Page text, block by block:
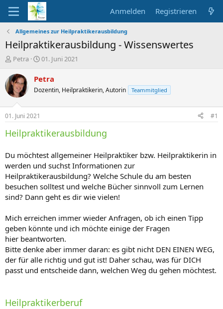
Anmelden Registrieren
Allgemeines zur Heilpraktikerausbildung
Heilpraktikerausbildung - Wissenswertes
E
s
t
e
e
r
Petra
E
s
e
t
a
m
01. Juni 2021
Petra
Dozentin, Heilpraktikerin, Autorin Teammitglied
01. Juni 2021 #1
Heilpraktikerausbildung
Du möchtest allgemeiner Heilpraktiker bzw. Heilpraktikerin in
werden und suchst Informationen zur
Heilpraktikerausbildung? Welche Schule du am besten
besuchen solltest und welche Bücher sinnvoll zum Lernen
sind? Dann geht es dir wie vielen!
Mich erreichen immer wieder Anfragen, ob ich einen Tipp
geben könnte und ich möchte einige der Fragen
hier beantworten.
Bitte denke aber immer daran: es gibt nicht DEN EINEN WEG,
der für alle richtig und gut ist! Daher schau, was für DICH
passt und entscheide dann, welchen Weg du gehen möchtest.
Heilpraktikerberuf